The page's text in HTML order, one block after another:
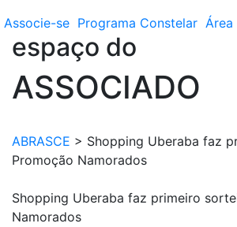
Associe-se Programa Constelar Área
espaço do
ASSOCIADO
ABRASCE > Shopping Uberaba faz
Promoção Namorados
Shopping Uberaba faz primeiro
Namorados